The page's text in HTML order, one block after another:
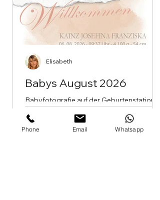
Babys August 2026
Babyfotografie auf der Geburtenstation
des LKH Wolfsberg (jeden Dienstag und
Freitag)
Elisabeth
Phone Email Whatsapp